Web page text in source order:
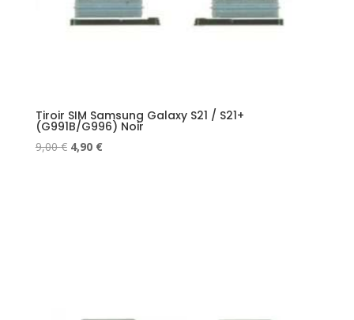
Tiroir SIM Samsung Galaxy S21 / S21+
(G991B/G996) Noir
9,00€ Le
4,90 €Le